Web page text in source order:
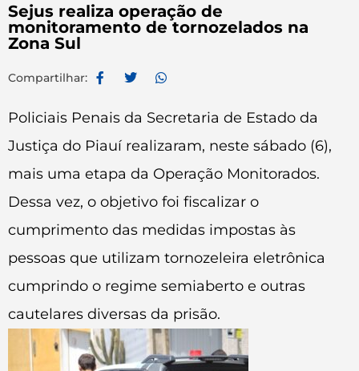
Sejus realiza operação de
monitoramento de tornozelados na
Zona Sul
Compartilhar:
Policiais Penais da Secretaria de Estado da
Justiça do Piauí realizaram, neste sábado (6),
mais uma etapa da Operação Monitorados.
Dessa vez, o objetivo foi fiscalizar o
cumprimento das medidas impostas às
pessoas que utilizam tornozeleira eletrônica
cumprindo o regime semiaberto e outras
cautelares diversas da prisão.